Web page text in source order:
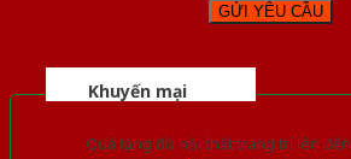
Khuyến mại
Quà tặng đồ nội thất trang trí lên đến